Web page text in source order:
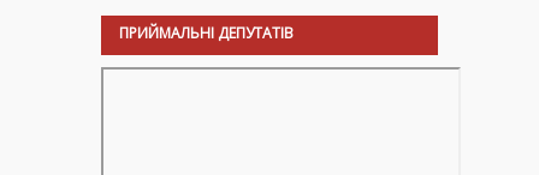
ПРИЙМАЛЬНІ ДЕПУТАТІВ